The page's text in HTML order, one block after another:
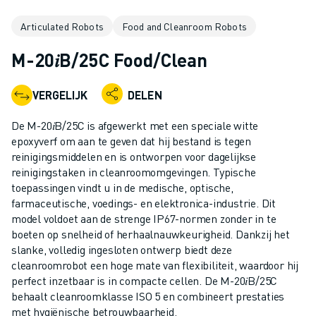
COLLABORATIEVE ROBOTS
ROBOT CONTROLLERS
ROBOT ACCESSOIRES
ROBOT SOFTWARE
SIMULATIE SOFTWARE
ROBOTS VOOR HET ONDERWIJS
ROBOT AUTOMATISERING
BOOGLAS ROBOTS
ARTICULATED ROBOTS
ARC MATE SERIE
M-900 SERIE
DELTA ROBOTS
FOOD & CLEANROOM ROBOTS
VERFSPUIT ROBOTS
PALLETISEER ROBOTS
Articulated Robots Food and Cleanroom Robots
M-20𝑖B/25C Food/Clean
VERGELIJK DELEN
De M-20𝑖B/25C is afgewerkt met een speciale witte
epoxyverf om aan te geven dat hij bestand is tegen
reinigingsmiddelen en is ontworpen voor dagelijkse
reinigingstaken in cleanroomomgevingen. Typische
toepassingen vindt u in de medische, optische,
farmaceutische, voedings- en elektronica-industrie. Dit
model voldoet aan de strenge IP67-normen zonder in te
boeten op snelheid of herhaalnauwkeurigheid. Dankzij het
slanke, volledig ingesloten ontwerp biedt deze
cleanroomrobot een hoge mate van flexibiliteit, waardoor hij
perfect inzetbaar is in compacte cellen. De M-20𝑖B/25C
behaalt cleanroomklasse ISO 5 en combineert prestaties
met hygiënische betrouwbaarheid.